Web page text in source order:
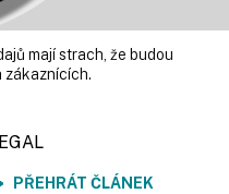
mají strach, že budou
zákaznících.
PŘEHRÁT ČLÁNEK